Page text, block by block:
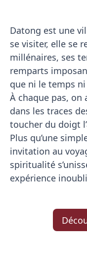
Datong est une
se visiter, elle se
millénaires, ses
remparts
que ni le temps ni
À chaque pas,
dans les traces
toucher du doigt
Plus qu’une
invitation au
spiritualité
expérience